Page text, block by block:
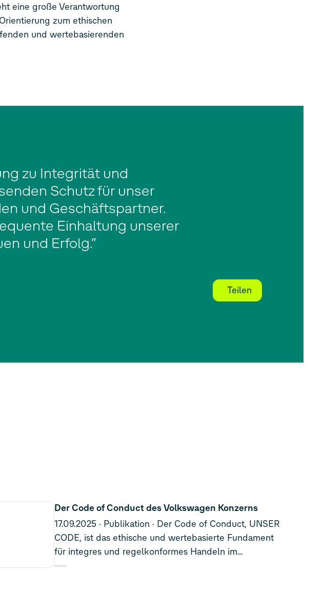
eine große Verantwortung
zum ethischen
und wertebasierenden
zu Integrität und
Schutz für unser
und Geschäftspartner.
Einhaltung unserer
und Erfolg.“
Teilen
Der Code of Conduct des Volkswagen Konzerns
17.09.2025
Publikation
Der Code of Conduct, UNSER
CODE, ist das ethische und wertebasierte Fundament
für integres und regelkonformes Handeln im
Volkswagen Konzern. Er gilt als verbindliche Leitlinie